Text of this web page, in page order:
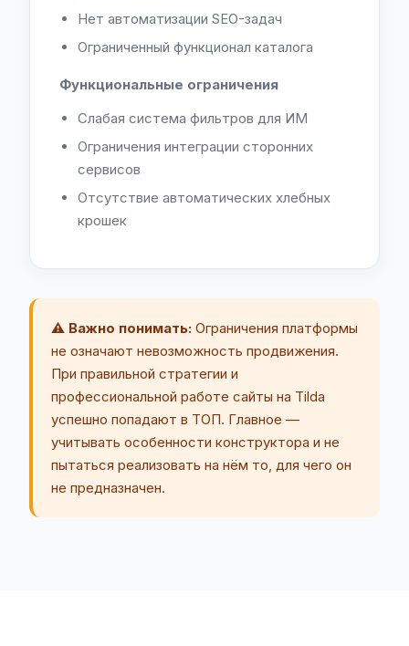
Нет автоматизации SEO-задач
Ограниченный функционал каталога
Функциональные ограничения
Слабая система фильтров для ИМ
Ограничения интеграции сторонних
сервисов
Отсутствие автоматических хлебных
крошек
⚠️ Важно понимать: Ограничения платформы
не означают невозможность продвижения.
При правильной стратегии и
профессиональной работе сайты на Tilda
успешно попадают в ТОП. Главное —
учитывать особенности конструктора и не
пытаться реализовать на нём то, для чего он
не предназначен.